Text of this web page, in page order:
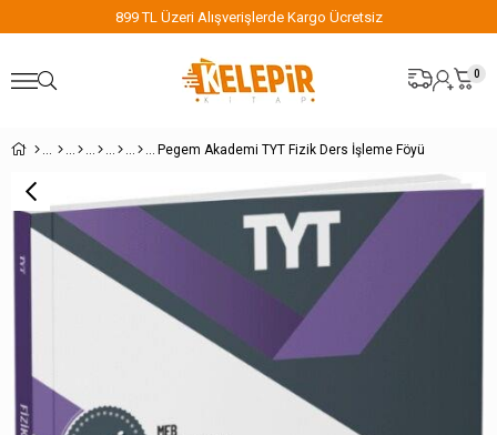
899 TL Üzeri Alışverişlerde Kargo Ücretsiz
0
Pegem Akademi TYT Fizik Ders İşleme Föyü